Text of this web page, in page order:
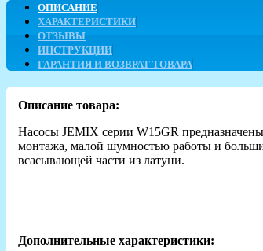
ОПИСАНИЕ
ХАРАКТЕРИСТИКИ
ОТЗЫВЫ
ИНСТРУКЦИИ
ГАРАНТИЯ И ВОЗВРАТ ТОВАРА
Описание товара:
Насосы JEMIX серии W15GR
монтажа, малой шумностью работы и
всасывающей части из латуни.
Дополнительные характеристики: